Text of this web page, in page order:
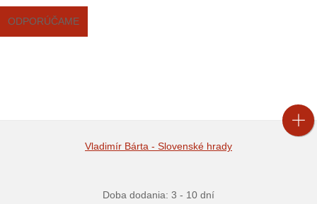
ODPORÚČAME
Vladimír Bárta - Slovenské hrady
Doba dodania: 3 - 10 dní